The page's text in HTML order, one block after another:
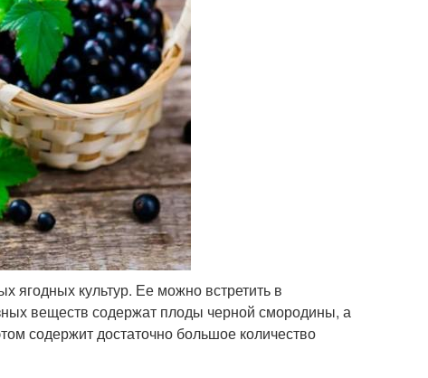
ягодных культур. Ее можно встретить в
веществ содержат плоды черной смородины, а
содержит достаточно большое количество